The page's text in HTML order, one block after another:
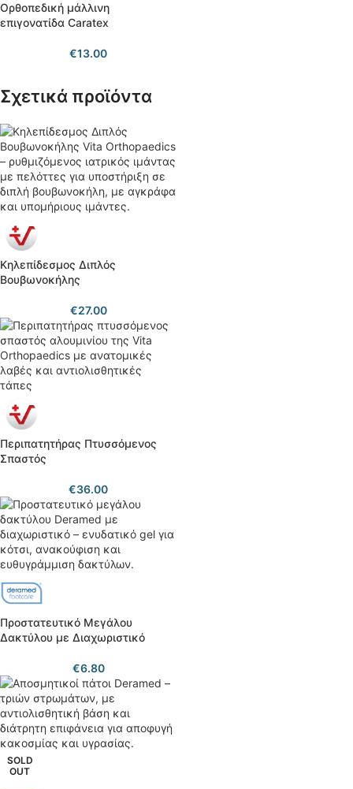
Ορθοπεδική μάλλινη
επιγονατίδα Caratex
€13.00
Σχετικά προϊόντα
Κηλεπίδεσμος Διπλός
Βουβωνοκήλης
€27.00
Περιπατητήρας Πτυσσόμενος
Σπαστός
€36.00
Προστατευτικό Μεγάλου
Δακτύλου με Διαχωριστικό
€6.80
SOLD
OUT